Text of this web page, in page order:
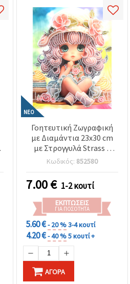
ΝΈΟ
Γοητευτική Ζωγραφική
με Διαμάντια 23x30 cm
με Στρογγυλά Strass –
Μερική Τοποθέτηση
“Sugar Girl” με Κομψή
Κορνίζα DG-30135
Κωδικός: 852580
7.00€ 1-2 κουτί
ΕΚΠΤΏΣΕΙΣ
ΓΙΑ ΠΟΣΌΤΗΤΑ
5.60 €- 20 %3-4 κουτί
4.20 €- 40 %5 κουτί +
ΑΓΟΡΆ